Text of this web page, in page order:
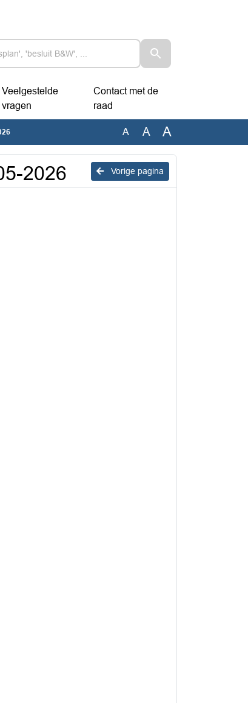
Veelgestelde
vragen
Contact met de
raad
A A A
Vorige pagina
2026